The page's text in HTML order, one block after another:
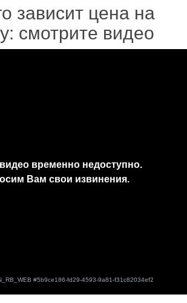
зависит цена на
смотрите видео